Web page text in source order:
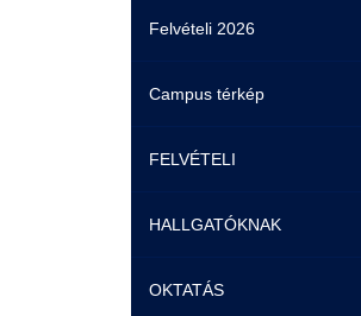
Felvételi 2026
Campus térkép
FELVÉTELI
Pontozási rendszer
Felvetteknek
HALLGATÓKNAK
Képzéseink
OKTATÁS